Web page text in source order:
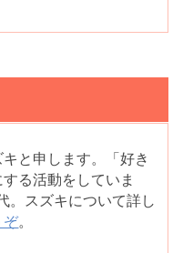
と申します。「好き
る活動をしていま
。スズキについて詳し
ぞ。